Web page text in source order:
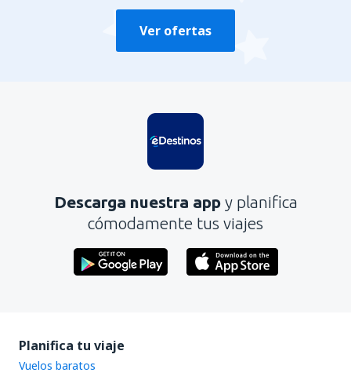
Ver ofertas
Descarga nuestra app y planifica
cómodamente tus viajes
Planifica tu viaje
Vuelos baratos